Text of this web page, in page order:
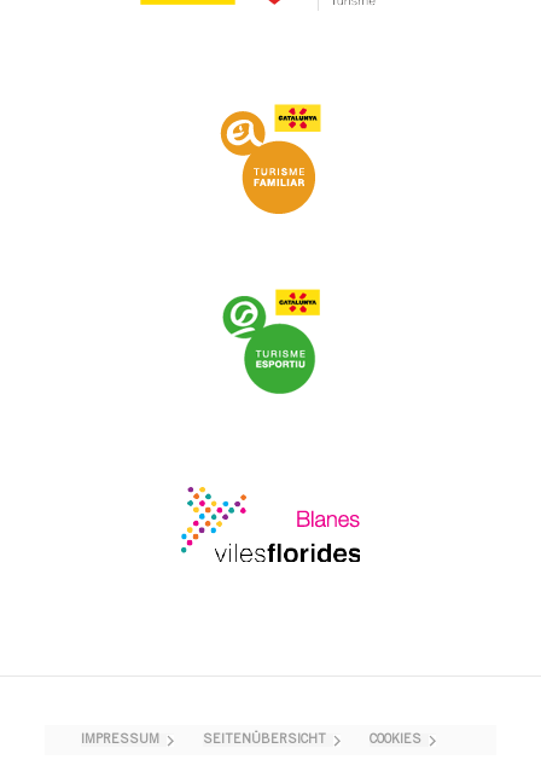
IMPRESSUM SEITENÜBERSICHT COOKIES